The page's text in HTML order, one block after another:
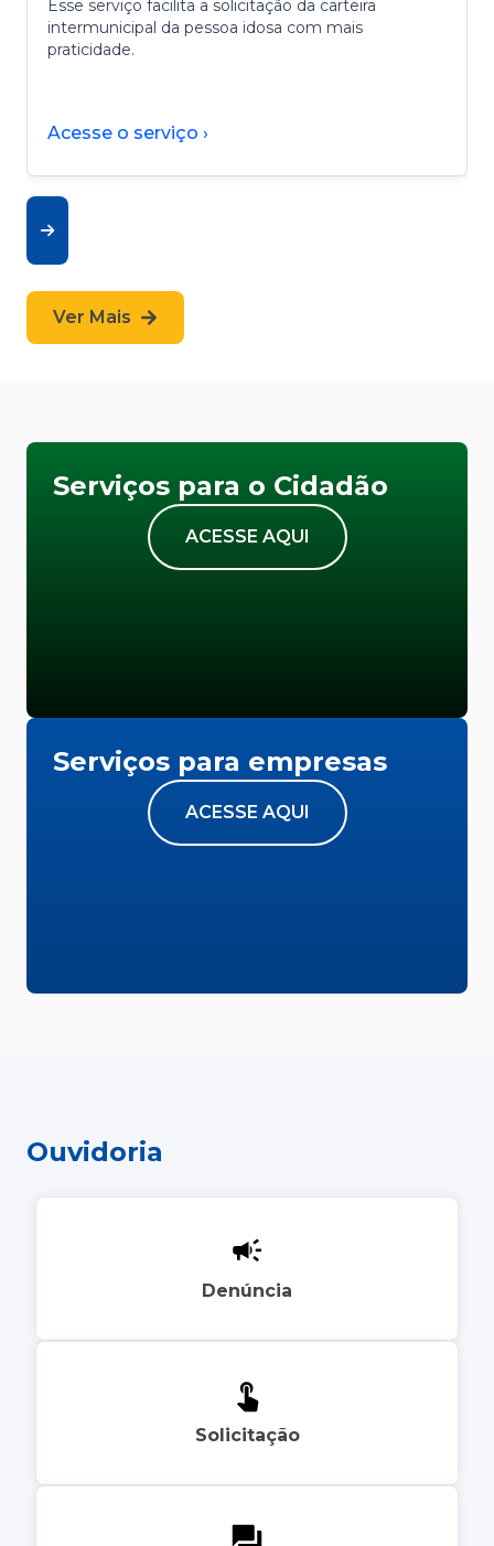
Esse serviço facilita a solicitação da carteira
intermunicipal da pessoa idosa com mais
praticidade.
Acesse o serviço ›
Ver Mais
Serviços para o Cidadão
ACESSE AQUI
Serviços para empresas
ACESSE AQUI
Ouvidoria
Denúncia
Solicitação